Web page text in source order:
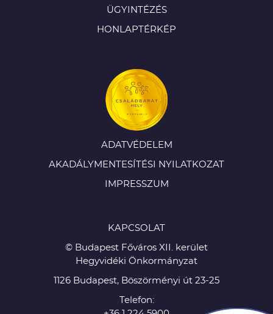
ÜGYINTÉZÉS
HONLAPTÉRKÉP
ADATVÉDELEM
AKADÁLYMENTESÍTÉSI NYILATKOZAT
IMPRESSZUM
KAPCSOLAT
© Budapest Főváros XII. kerület
Hegyvidéki Önkormányzat
1126 Budapest, Böszörményi út 23-25
Telefon: